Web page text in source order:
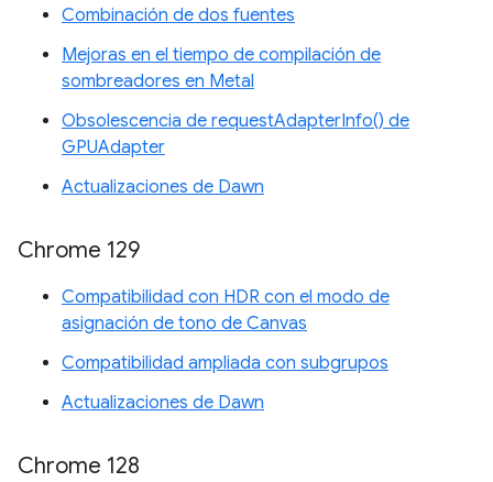
Combinación de dos fuentes
Mejoras en el tiempo de compilación de
sombreadores en Metal
Obsolescencia de requestAdapterInfo() de
GPUAdapter
Actualizaciones de Dawn
Chrome 129
Compatibilidad con HDR con el modo de
asignación de tono de Canvas
Compatibilidad ampliada con subgrupos
Actualizaciones de Dawn
Chrome 128